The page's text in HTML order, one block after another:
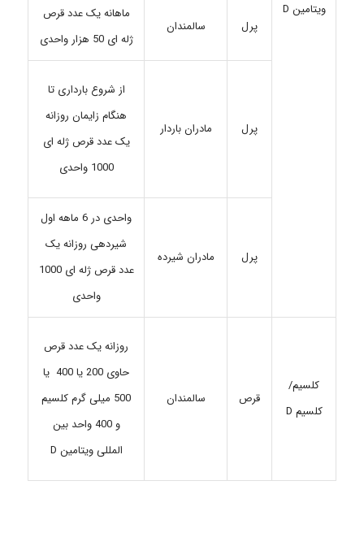
ویتامین D
پرل سالمندان
ماهانه یک عدد قرص
ژله ای 50 هزار واحدی
پرل مادران باردار
از شروع بارداری تا
هنگام زایمان روزانه
یک عدد قرص ژله ای
1000 واحدی
پرل مادران شیرده
واحدی در 6 ماهه اول
شیردهی روزانه یک
عدد قرص ژله ای 1000
واحدی
کلسیم/
کلسیم D
قرص سالمندان
روزانه یک عدد قرص
حاوی 200 یا 400 یا
500 میلی گرم کلسیم
و 400 واحد بین
المللی ویتامین D